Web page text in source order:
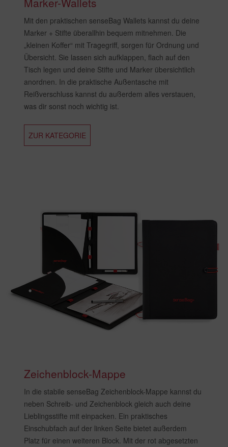
Mit den praktischen senseBag Wallets kannst du deine
Marker + Stifte überallhin bequem mitnehmen. Die
„kleinen Koffer“ mit Tragegriff, sorgen für Ordnung und
Übersicht. Sie lassen sich aufklappen, flach auf den
Tisch legen und deine Stifte und Marker übersichtlich
anordnen. In die praktische Außentasche mit
Reißverschluss kannst du außerdem alles verstauen,
was dir sonst noch wichtig ist.
ZUR KATEGORIE
Zeichenblock-Mappe
In die stabile senseBag Zeichenblock-Mappe kannst du
neben Schreib- und Zeichenblock gleich auch deine
Lieblingsstifte mit einpacken. Ein praktisches
Einschubfach auf der linken Seite bietet außerdem
Platz für einen weiteren Block. Mit der rot abgesetzten